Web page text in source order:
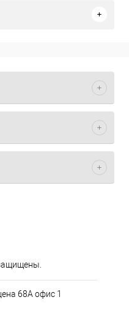
68А офис 1